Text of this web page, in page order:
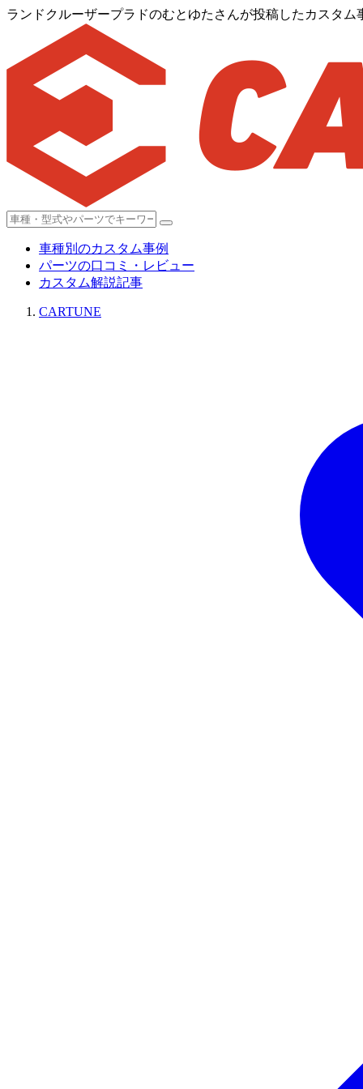
ランドクルーザープラドのむとゆたさんが投稿したカスタム
車種別のカスタム事例
パーツの口コミ・レビュー
カスタム解説記事
CARTUNE